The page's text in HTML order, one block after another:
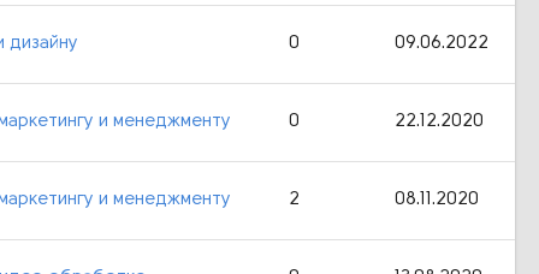
дизайну 0 09.06.2022
и менеджменту 0 22.12.2020
и менеджменту 2 08.11.2020